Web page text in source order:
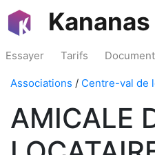
Kananas
Essayer Tarifs
Associations / Centre-val de
AMICALE